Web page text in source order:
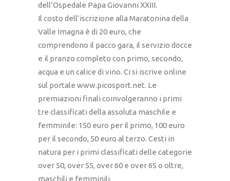
dell’Ospedale Papa Giovanni XXIII.
Il costo dell’iscrizione alla Maratonina della
Valle Imagna è di 20 euro, che
comprendono il pacco gara, il servizio docce
e il pranzo completo con primo, secondo,
acqua e un calice di vino. Ci si iscrive online
sul portale www.picosport.net. Le
premiazioni finali coinvolgeranno i primi
tre classificati della assoluta maschile e
femminile: 150 euro per il primo, 100 euro
per il secondo, 50 euro al terzo. Cesti in
natura per i primi classificati delle categorie
over 50, over 55, over 60 e over 65 o oltre,
maschili e femminili.